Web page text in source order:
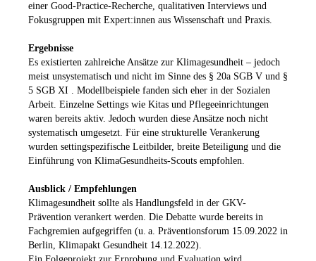
einer Good-Practice-Recherche, qualitativen Interviews und
Fokusgruppen mit Expert:innen aus Wissenschaft und Praxis.
Ergebnisse
Es existierten zahlreiche Ansätze zur Klimagesundheit – jedoch
meist unsystematisch und nicht im Sinne des § 20a SGB V und §
5 SGB XI . Modellbeispiele fanden sich eher in der Sozialen
Arbeit. Einzelne Settings wie Kitas und Pflegeeinrichtungen
waren bereits aktiv. Jedoch wurden diese Ansätze noch nicht
systematisch umgesetzt. Für eine strukturelle Verankerung
wurden settingspezifische Leitbilder, breite Beteiligung und die
Einführung von KlimaGesundheits-Scouts empfohlen.
Ausblick / Empfehlungen
Klimagesundheit sollte als Handlungsfeld in der GKV-
Prävention verankert werden. Die Debatte wurde bereits in
Fachgremien aufgegriffen (u. a. Präventionsforum 15.09.2022 in
Berlin, Klimapakt Gesundheit 14.12.2022).